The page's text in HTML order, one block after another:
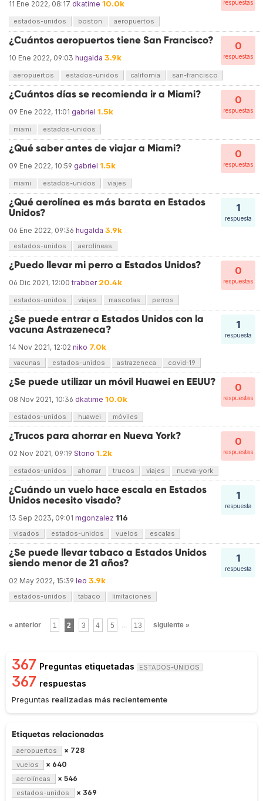
respuestas
11 Ene 2022, 08:17 dkatime 10.0k
estados-unidos boston aeropuertos
0
respuestas
¿Cuántos aeropuertos tiene San Francisco?
10 Ene 2022, 09:03 hugalda 3.9k
aeropuertos estados-unidos california san-francisco
0
respuestas
¿Cuántos días se recomienda ir a Miami?
09 Ene 2022, 11:01 gabriel 1.5k
miami estados-unidos
0
respuestas
¿Qué saber antes de viajar a Miami?
09 Ene 2022, 10:59 gabriel 1.5k
miami estados-unidos viajes
1
respuesta
¿Qué aerolínea es más barata en Estados
Unidos?
06 Ene 2022, 09:36 hugalda 3.9k
estados-unidos aerolíneas
0
respuestas
¿Puedo llevar mi perro a Estados Unidos?
06 Dic 2021, 12:00 trabber 20.4k
estados-unidos viajes mascotas perros
1
respuesta
¿Se puede entrar a Estados Unidos con la
vacuna Astrazeneca?
14 Nov 2021, 12:02 niko 7.0k
vacunas estados-unidos astrazeneca covid-19
0
respuestas
¿Se puede utilizar un móvil Huawei en EEUU?
08 Nov 2021, 10:36 dkatime 10.0k
estados-unidos huawei móviles
0
respuestas
¿Trucos para ahorrar en Nueva York?
02 Nov 2021, 09:19 Stono 1.2k
estados-unidos ahorrar trucos viajes nueva-york
1
respuesta
¿Cuándo un vuelo hace escala en Estados
Unidos necesito visado?
13 Sep 2023, 09:01 mgonzalez 116
visados estados-unidos vuelos escalas
1
respuesta
¿Se puede llevar tabaco a Estados Unidos
siendo menor de 21 años?
02 May 2022, 15:39 leo 3.9k
estados-unidos tabaco limitaciones
« anterior 1 2 3 4 5 ... 13 siguiente »
367 Preguntas etiquetadas ESTADOS-UNIDOS
367 respuestas
Preguntas realizadas más recientemente
Etiquetas relacionadas
aeropuertos × 728
vuelos × 640
aerolíneas × 546
estados-unidos × 369